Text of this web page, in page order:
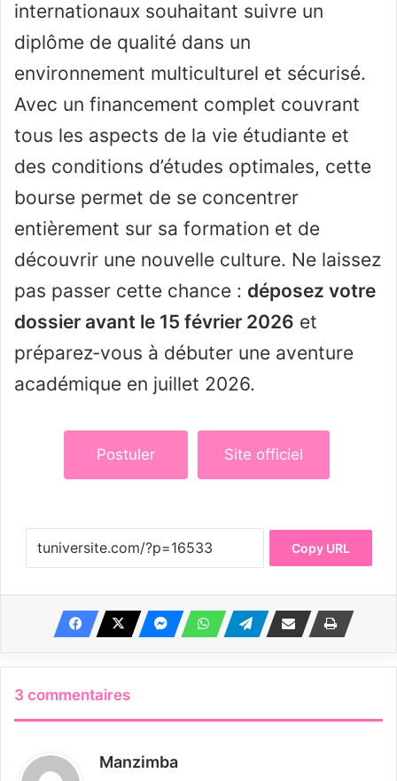
internationaux souhaitant suivre un
diplôme de qualité dans un
environnement multiculturel et sécurisé.
Avec un financement complet couvrant
tous les aspects de la vie étudiante et
des conditions d’études optimales, cette
bourse permet de se concentrer
entièrement sur sa formation et de
découvrir une nouvelle culture. Ne laissez
pas passer cette chance : déposez votre
dossier avant le 15 février 2026 et
préparez‑vous à débuter une aventure
académique en juillet 2026.
Postuler Site officiel
Copy URL
3 commentaires
Manzimba